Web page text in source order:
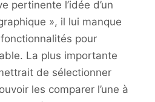
pertinente l’idée d’un
», il lui manque
pour
La plus importante
de sélectionner
les comparer l’une à